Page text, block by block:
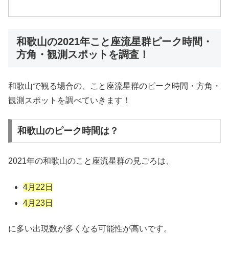
和歌山の2021年こと座流星群ピーク時間・
方角・観測スポットを調査！
和歌山で観る場合の、こと座流星群のピーク時間・方角・
観測スポットを調べていきます！
和歌山のピーク時間は？
2021年の和歌山のこと座流星群の見ごろは、
4月22日
4月23日
に多い出現数が多くなる可能性が高いです。